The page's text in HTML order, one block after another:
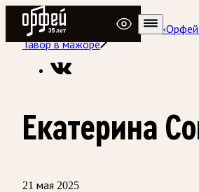
Радио Орфей
Радио классической музыки
Тавор в мажоре
Екатерина
21 мая 2025